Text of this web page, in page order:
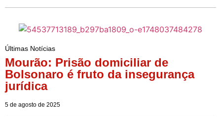
Últimas Notícias
Mourão: Prisão domiciliar de
Bolsonaro é fruto da insegurança
jurídica
5 de agosto de 2025